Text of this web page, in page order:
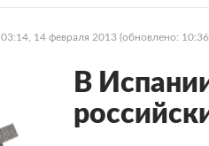
03:14, 14 февраля 2013 (обновлено:
В